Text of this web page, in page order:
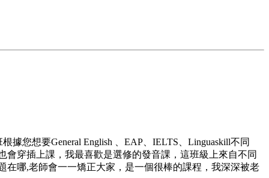
您想要General English 、EAP、IELTS、Linguaskill不同
穿插上課，我最喜歡是選修的發音課，這班級上來自不同
哪,老師會一一矯正大家，是一個很棒的課程，我深深被老